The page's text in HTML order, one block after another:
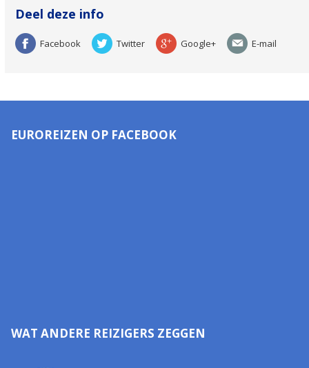
Deel deze info
Facebook Twitter Google+ E-mail
EUROREIZEN OP FACEBOOK
WAT ANDERE REIZIGERS ZEGGEN